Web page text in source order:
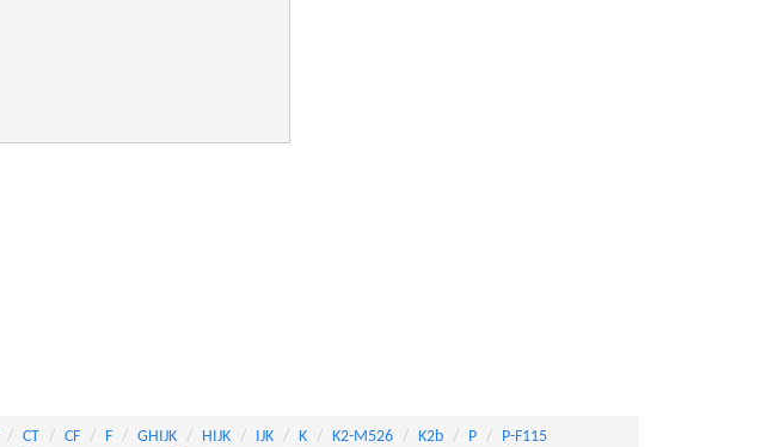
CT CF F GHIJK HIJK IJK K K2-M526 K2b P
P-F115